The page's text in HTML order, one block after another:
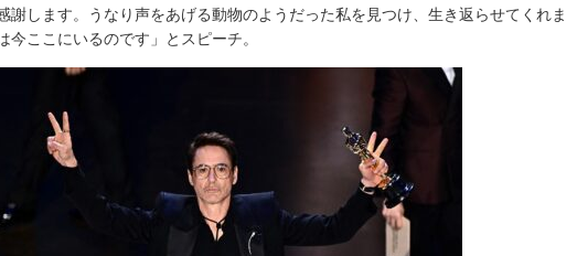
謝します。うなり声をあげる動物のようだった私を見つけ、生き返らせてくれま
今ここにいるのです」とスピーチ。